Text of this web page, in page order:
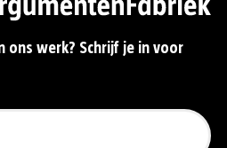
ons werk? Schrijf je in voor